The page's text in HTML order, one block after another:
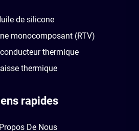
de silicone
monocomposant (RTV)
thermique
thermique
rapides
De Nous